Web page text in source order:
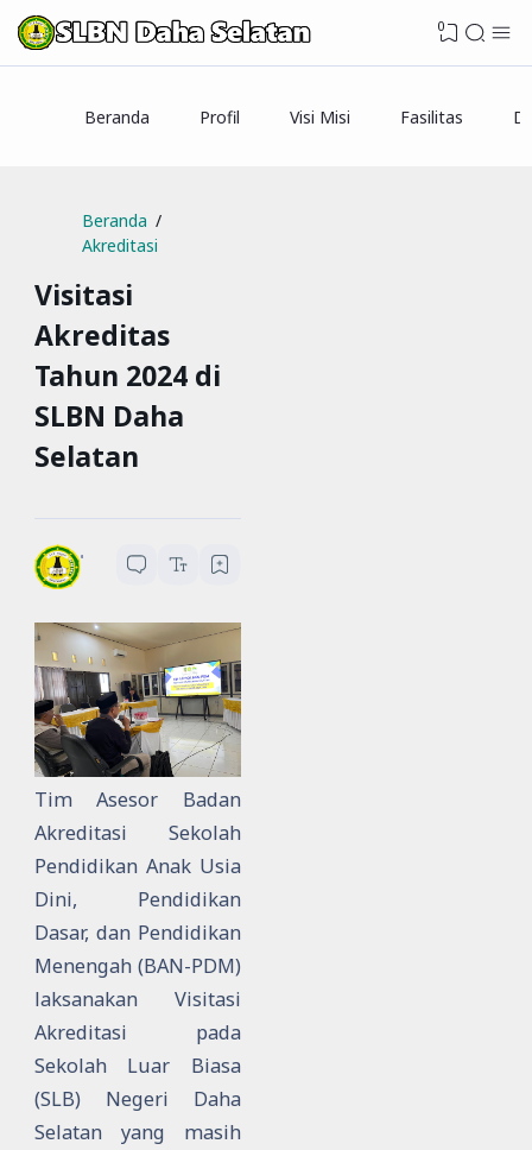
0
Beranda Profil Visi Misi Fasilitas
Beranda
Akreditasi
Visitasi
Akreditas
Tahun 2024 di
SLBN Daha
Selatan
SLBN Daha Selatan
menit baca
Tim Asesor Badan
Akreditasi Sekolah
Pendidikan Anak Usia
Dini, Pendidikan
Dasar, dan Pendidikan
Menengah (BAN-PDM)
laksanakan Visitasi
Akreditasi pada
Sekolah Luar Biasa
(SLB) Negeri Daha
Selatan yang masih